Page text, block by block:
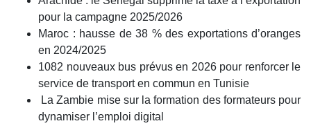
pour la campagne 2025/2026
Maroc : hausse de 38 % des exportations d’oranges
en 2024/2025
1082 nouveaux bus prévus en 2026 pour renforcer le
service de transport en commun en Tunisie
La Zambie mise sur la formation des formateurs pour
dynamiser l’emploi digital